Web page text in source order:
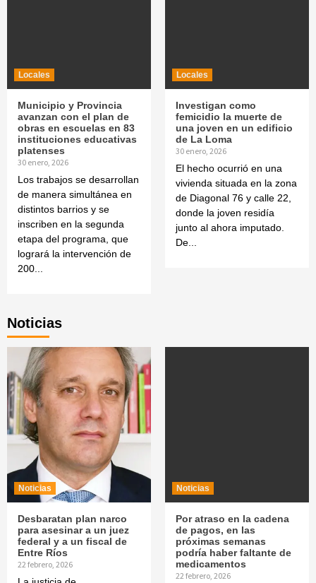
Locales
Municipio y Provincia
avanzan con el plan de
obras en escuelas en 83
instituciones educativas
platenses
30 enero, 2026
Los trabajos se desarrollan
de manera simultánea en
distintos barrios y se
inscriben en la segunda
etapa del programa, que
logrará la intervención de
200...
Locales
Investigan como
femicidio la muerte de
una joven en un edificio
de La Loma
30 enero, 2026
El hecho ocurrió en una
vivienda situada en la zona
de Diagonal 76 y calle 22,
donde la joven residía
junto al ahora imputado.
De...
Noticias
Noticias
Desbaratan plan narco
para asesinar a un juez
federal y a un fiscal de
Entre Ríos
22 febrero, 2026
Noticias
Por atraso en la cadena
de pagos, en las
próximas semanas
podría haber faltante de
medicamentos
22 febrero, 2026